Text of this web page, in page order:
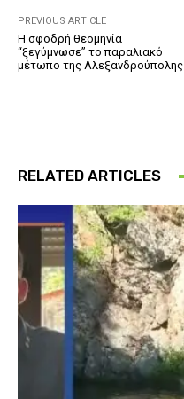
PREVIOUS ARTICLE
Η σφοδρή θεομηνία
“ξεγύμνωσε” το παραλιακό
μέτωπο της Αλεξανδρούπολης
RELATED ARTICLES